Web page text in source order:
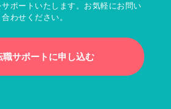
ポートいたします。お気軽にお問い
合わせください。
職サポートに申し込む